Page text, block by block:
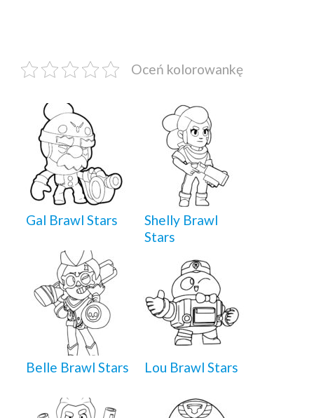
Oceń kolorowankę
Gal Brawl Stars
Shelly Brawl
Stars
Belle Brawl Stars Lou Brawl Stars